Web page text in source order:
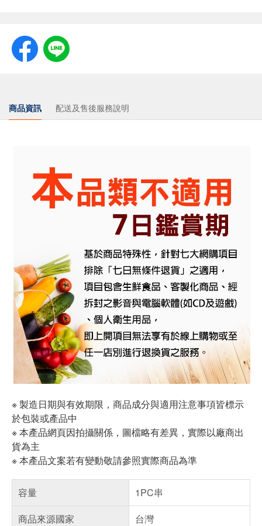
商品資訊 配送及售後服務說明
※ 製造日期與有效期限，商品成分與適用注意事項皆標示
於包裝或產品中
※ 本產品網頁因拍攝關係，圖檔略有差異，實際以廠商出
貨為主
※ 本產品文案若有變動敬請參照實際商品為準
容量
1PC串
商品來源國家
台灣